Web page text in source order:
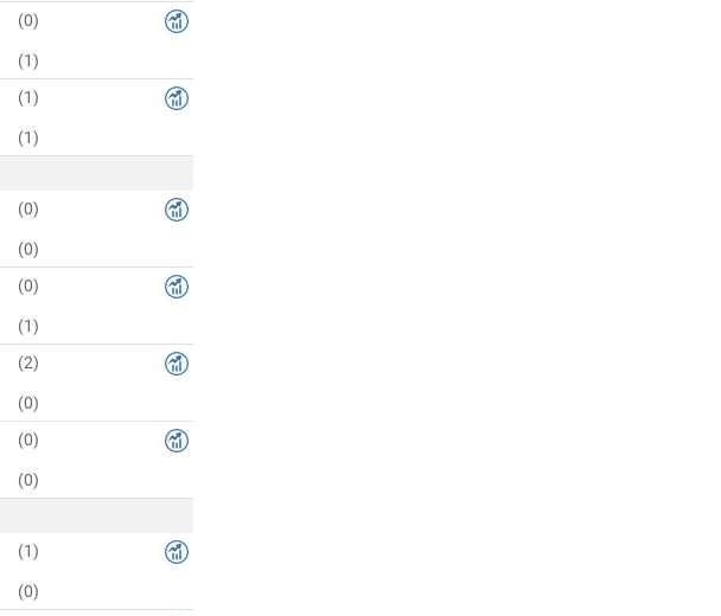
(0)
(1)
(1)
(1)
(0)
(0)
(0)
(1)
(2)
(0)
(0)
(0)
(1)
(0)